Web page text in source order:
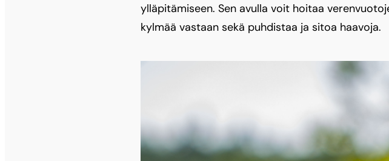
ylläpitämiseen. Sen avulla voit hoitaa
kylmää vastaan sekä puhdistaa ja sitoa haavoja.